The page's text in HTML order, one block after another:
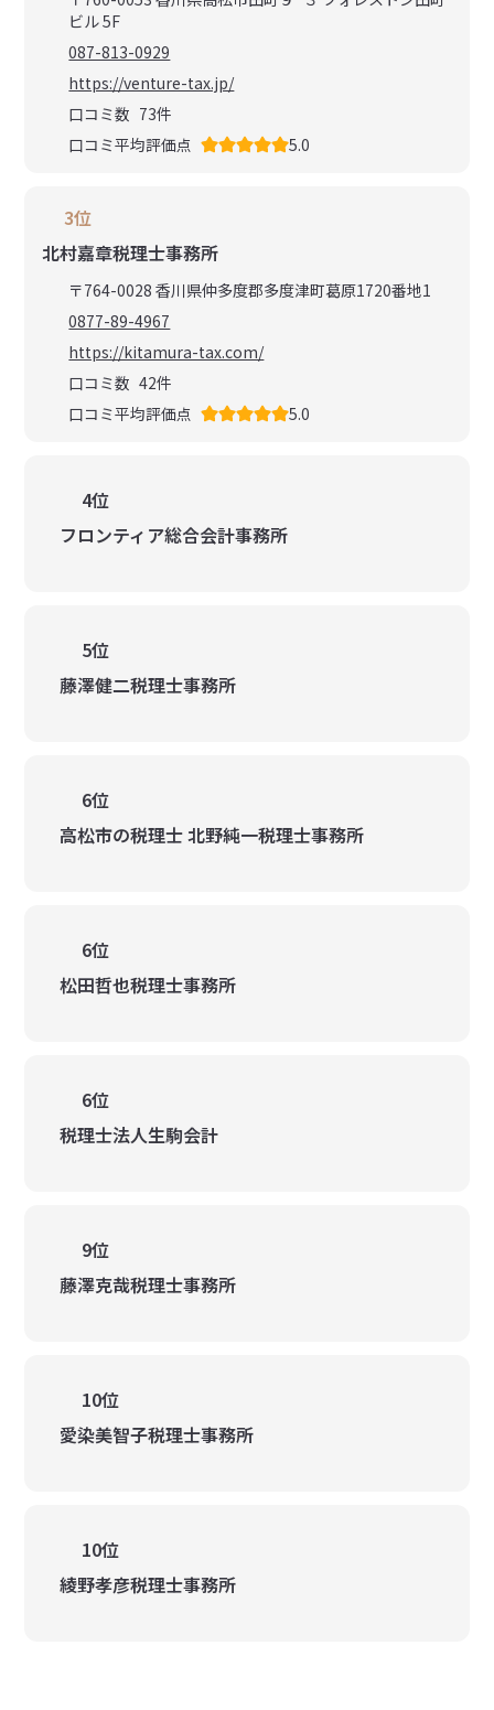
ビル 5F
087-813-0929
https://venture-tax.jp/
口コミ数 73件
口コミ平均評価点
5.0
3位
北村嘉章税理士事務所
〒764-0028 香川県仲多度郡多度津町葛原1720番地1
0877-89-4967
https://kitamura-tax.com/
口コミ数 42件
口コミ平均評価点
5.0
4位
フロンティア総合会計事務所
5位
藤澤健二税理士事務所
6位
高松市の税理士 北野純一税理士事務所
6位
松田哲也税理士事務所
6位
税理士法人生駒会計
9位
藤澤克哉税理士事務所
10位
愛染美智子税理士事務所
10位
綾野孝彦税理士事務所